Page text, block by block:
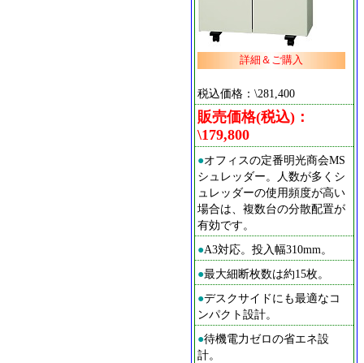
詳細＆ご購入
税込価格：\281,400
販売価格(税込)：
\179,800
●オフィスの定番明光商会MS
シュレッダー。人数が多くシ
ュレッダーの使用頻度が高い
場合は、複数台の分散配置が
有効です。
●A3対応。投入幅310mm。
●最大細断枚数は約15枚。
●デスクサイドにも最適なコ
ンパクト設計。
●待機電力ゼロの省エネ設
計。